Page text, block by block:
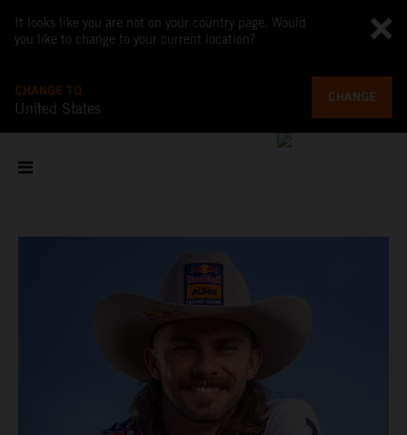
It looks like you are not on your country page. Would
you like to change to your current location?
CHANGE TO
United States
CHANGE